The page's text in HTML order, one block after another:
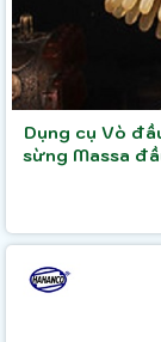
Dụng cụ Vò